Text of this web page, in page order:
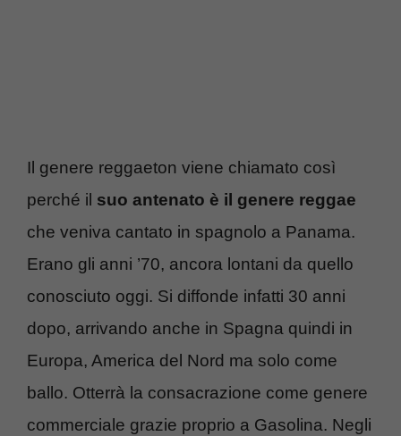
Il genere reggaeton viene chiamato così
perché il suo antenato è il genere reggae
che veniva cantato in spagnolo a Panama.
Erano gli anni ’70, ancora lontani da quello
conosciuto oggi. Si diffonde infatti 30 anni
dopo, arrivando anche in Spagna quindi in
Europa, America del Nord ma solo come
ballo. Otterrà la consacrazione come genere
commerciale grazie proprio a Gasolina. Negli